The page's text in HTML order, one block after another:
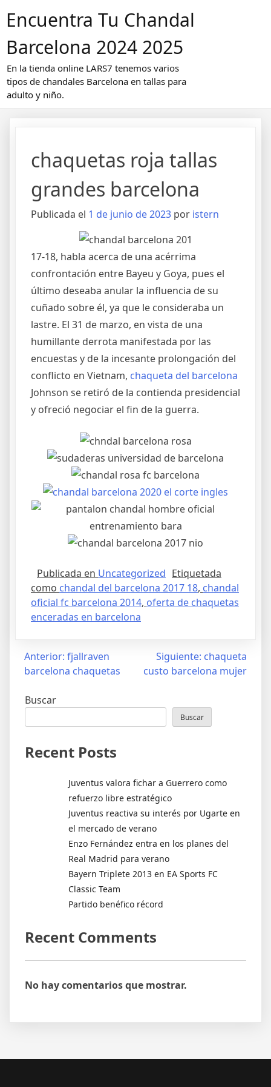
Encuentra Tu Chandal
Barcelona 2024 2025
En la tienda online LARS7 tenemos varios
tipos de chandales Barcelona en tallas para
adulto y niño.
chaquetas roja tallas
grandes barcelona
Publicada el 1 de junio de 2023 por istern
17-18, habla acerca de una acérrima
confrontación entre Bayeu y Goya, pues el
último deseaba anular la influencia de su
cuñado sobre él, ya que le consideraba un
lastre. El 31 de marzo, en vista de una
humillante derrota manifestada por las
encuestas y de la incesante prolongación del
conflicto en Vietnam, chaqueta del barcelona
Johnson se retiró de la contienda presidencial
y ofreció negociar el fin de la guerra.
Publicada en Uncategorized Etiquetada
como chandal del barcelona 2017 18, chandal
oficial fc barcelona 2014, oferta de chaquetas
enceradas en barcelona
Navegación
entradas
Anterior: fjallraven
barcelona chaquetas
Siguiente: chaqueta
custo barcelona mujer
Buscar
Buscar
Recent Posts
Juventus valora fichar a Guerrero como
refuerzo libre estratégico
Juventus reactiva su interés por Ugarte en
el mercado de verano
Enzo Fernández entra en los planes del
Real Madrid para verano
Bayern Triplete 2013 en EA Sports FC
Classic Team
Partido benéfico récord
Recent Comments
No hay comentarios que mostrar.